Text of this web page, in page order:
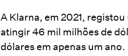
A Klarna, em 2021,
atingir 46 mil milhões de
dólares em apenas um ano.